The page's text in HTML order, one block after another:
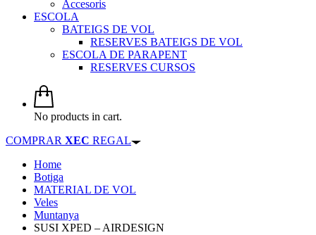
Accesoris
ESCOLA
BATEIGS DE VOL
RESERVES BATEIGS DE VOL
ESCOLA DE PARAPENT
RESERVES CURSOS
No products in cart.
COMPRAR XEC REGAL
Home
Botiga
MATERIAL DE VOL
Veles
Muntanya
SUSI XPED – AIRDESIGN